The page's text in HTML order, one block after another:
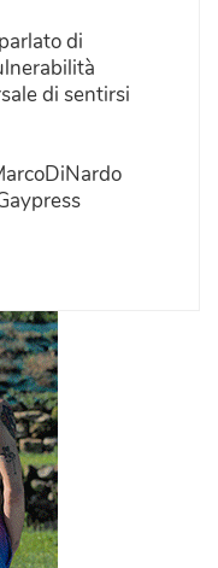
di
di sentirsi